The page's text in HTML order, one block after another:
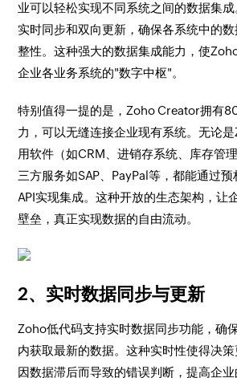
业可以轻松实现不同系统之间的数据集
实时同步和双向更新，确保各系统中的
整性。这种强大的数据集成能力，使
企业各业务系统的"数字中枢"。
特别值得一提的是，Zoho Creator拥有
力，可以无缝连接企业现有系统。无论
用软件（如CRM、进销存系统、库存管
三方服务如SAP、PayPal等，都能通过
API实现集成。这种开放的生态架构，让
壁垒，真正实现数据的自由流动。
2、实时数据同步与更新
Zoho低代码支持实时数据同步功能，确
内获取最新的数据。这种实时性使得决
因数据滞后而导致的错误判断，提高企